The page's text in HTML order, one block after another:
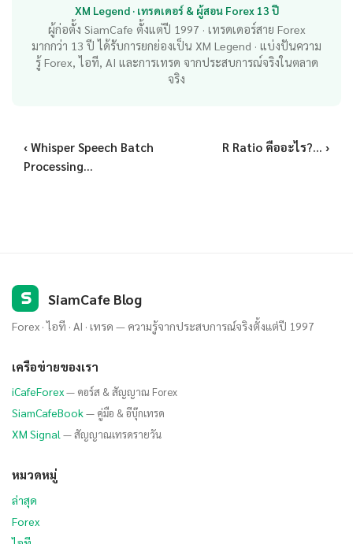
XM Legend · เทรดเดอร์ & ผู้สอน Forex 13 ปี
ผู้ก่อตั้ง SiamCafe ตั้งแต่ปี 1997 · เทรดเดอร์สาย Forex
มากกว่า 13 ปี ได้รับการยกย่องเป็น XM Legend · แบ่งปันความ
รู้ Forex, ไอที, AI และการเทรด จากประสบการณ์จริงในตลาด
จริง
‹ Whisper Speech Batch
Processing...
R Ratio คืออะไร?... ›
S SiamCafe Blog
Forex · ไอที · AI · เทรด — ความรู้จากประสบการณ์จริงตั้งแต่ปี 1997
เครือข่ายของเรา
iCafeForex— คอร์ส & สัญญาณ Forex
SiamCafeBook— คู่มือ & อีบุ๊กเทรด
XM Signal — สัญญาณเทรดรายวัน
หมวดหมู่
ล่าสุด
Forex